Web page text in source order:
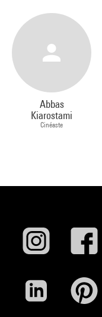
Abbas
Kiarostami
Cinéaste